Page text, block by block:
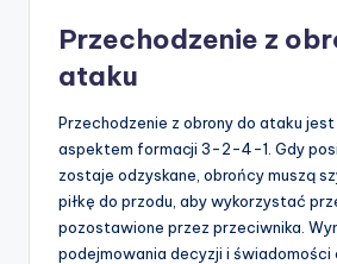
Przechodzenie z
ataku
Przechodzenie z obrony do ataku
aspektem formacji 3-2-4-1. Gdy
zostaje odzyskane, obrońcy muszą
piłkę do przodu, aby wykorzystać
pozostawione przez przeciwnika.
podejmowania decyzji i świadomości